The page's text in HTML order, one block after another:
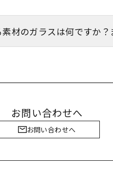
材のガラスは何ですか？
お問い合わせへ
お問い合わせへ